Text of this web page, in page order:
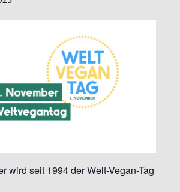
wird seit 1994 der Welt-Vegan-Tag